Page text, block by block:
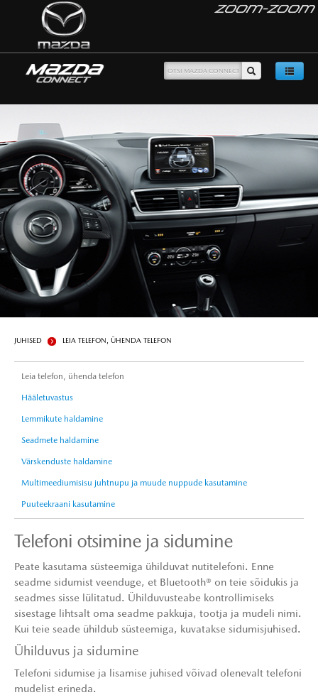
JUHISED LEIA TELEFON, ÜHENDA TELEFON
Leia telefon, ühenda telefon
Hääletuvastus
Lemmikute haldamine
Seadmete haldamine
Värskenduste haldamine
Multimeediumisisu juhtnupu ja muude nuppude kasutamine
Puuteekraani kasutamine
Telefoni otsimine ja sidumine
Peate kasutama süsteemiga ühilduvat nutitelefoni. Enne
seadme sidumist veenduge, et Bluetooth® on teie sõidukis ja
seadmes sisse lülitatud. Ühilduvusteabe kontrollimiseks
sisestage lihtsalt oma seadme pakkuja, tootja ja mudeli nimi.
Kui teie seade ühildub süsteemiga, kuvatakse sidumisjuhised.
Ühilduvus ja sidumine
Telefoni sidumise ja lisamise juhised võivad olenevalt telefoni
mudelist erineda.